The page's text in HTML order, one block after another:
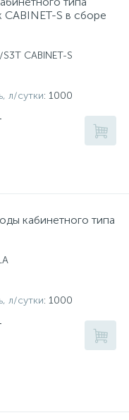
S в сборе
CABINET-S
л/сутки: 1000
кабинетного типа
л/сутки: 1000